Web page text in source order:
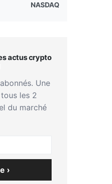
NASDAQ
actus crypto
Une
les 2
du marché
›